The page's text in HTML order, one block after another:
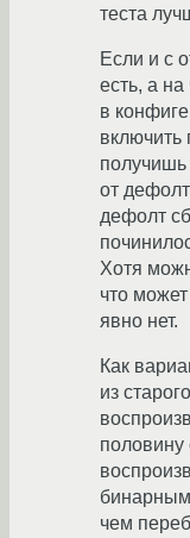
теста
Если и с
есть, а на
в
включить
получишь
от
дефолт
Хотя
что
явно нет.
Как
из
половину
бинарным
чем